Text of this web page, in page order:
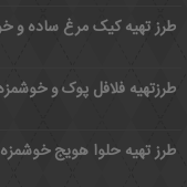
طرز تهیه حلوا هویج خوشمزه